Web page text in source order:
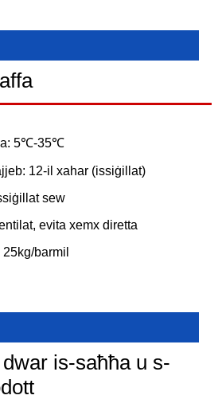
5℃-35℃
12-il xahar (issiġillat)
sew
evita xemx diretta
barmil
is-saħħa u s-